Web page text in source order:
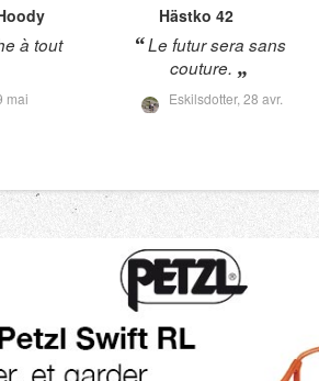
à tout
mai
Hästko 42
Le futur sera sans
couture.
Eskilsdotter,28 avr.